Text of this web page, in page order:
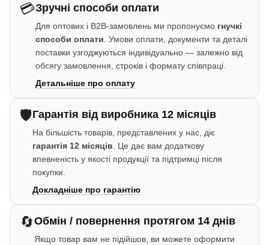
💳Зручні способи оплати
Для оптових і B2B-замовлень ми пропонуємо гнучкі
способи оплати. Умови оплати, документи та деталі
поставки узгоджуються індивідуально — залежно від
обсягу замовлення, строків і формату співпраці.
Детальніше про оплату
🛡️Гарантія від виробника 12 місяців
На більшість товарів, представлених у нас, діє
гарантія 12 місяців. Це дає вам додаткову
впевненість у якості продукції та підтримці після
покупки.
Докладніше про гарантію
🔄Обмін / повернення протягом 14 днів
Якщо товар вам не підійшов, ви можете оформити